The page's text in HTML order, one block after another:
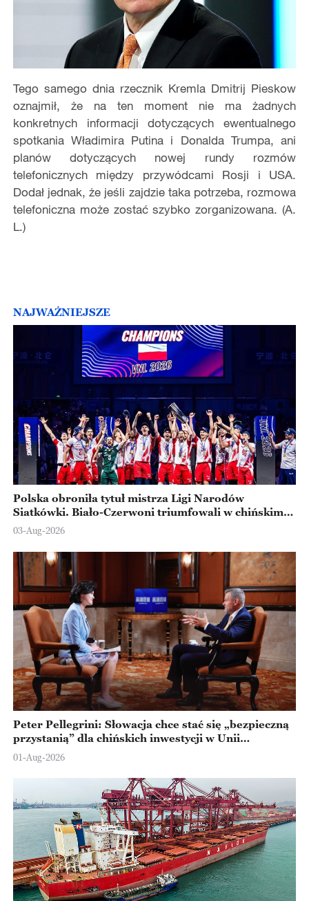
Tego samego dnia rzecznik Kremla Dmitrij Pieskow
oznajmił, że na ten moment nie ma żadnych
konkretnych informacji dotyczących ewentualnego
spotkania Władimira Putina i Donalda Trumpa, ani
planów dotyczących nowej rundy rozmów
telefonicznych między przywódcami Rosji i USA.
Dodał jednak, że jeśli zajdzie taka potrzeba, rozmowa
telefoniczna może zostać szybko zorganizowana. (A.
L.)
NAJWAŻNIEJSZE
Polska obroniła tytuł mistrza Ligi Narodów
Siatkówki. Biało-Czerwoni triumfowali w chińskim
Ningbo
03-Aug-2026
Peter Pellegrini: Słowacja chce stać się „bezpieczną
przystanią” dla chińskich inwestycji w Unii
Europejskiej
01-Aug-2026